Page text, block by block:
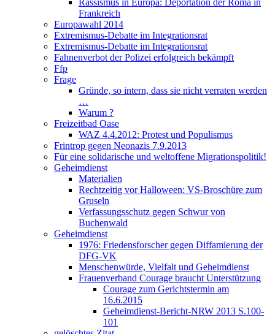
Rassismus in Europa: Deportation der Roma in
Frankreich
Europawahl 2014
Extremismus-Debatte im Integrationsrat
Extremismus-Debatte im Integrationsrat
Fahnenverbot der Polizei erfolgreich bekämpft
Ffp
Frage
Gründe, so intern, dass sie nicht verraten werden
…
Warum ?
Freizeitbad Oase
WAZ 4.4.2012: Protest und Populismus
Frintrop gegen Neonazis 7.9.2013
Für eine solidarische und weltoffene Migrationspolitik!
Geheimdienst
Materialien
Rechtzeitig vor Halloween: VS-Broschüre zum
Gruseln
Verfassungsschutz gegen Schwur von
Buchenwald
Geheimdienst
1976: Friedensforscher gegen Diffamierung der
DFG-VK
Menschenwürde, Vielfalt und Geheimdienst
Frauenverband Courage braucht Unterstützung
Courage zum Gerichtstermin am
16.6.2015
Geheimdienst-Bericht-NRW 2013 S.100-
101